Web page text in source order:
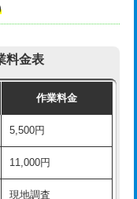
38,500円
38,500円
22,000円
22,000円+材料費
料金表
作業料金
5,500円
11,000円
現地調査